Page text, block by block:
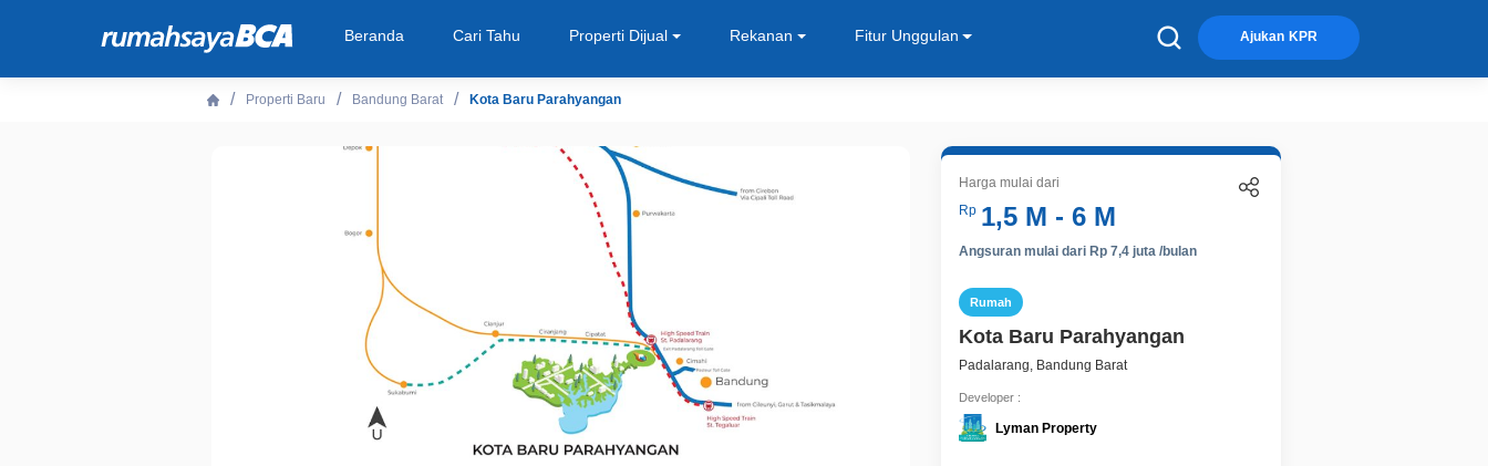
Beranda Cari Tahu Properti Dijual Rekanan Fitur Unggulan Ajukan KPR
Properti Baru Bandung Barat Kota Baru Parahyangan
Harga mulai dari
Rp 1,5 M - 6 M
Angsuran mulai dari Rp 7,4 juta /bulan
Rumah
Kota Baru Parahyangan
Padalarang, Bandung Barat
Developer :
Lyman Property